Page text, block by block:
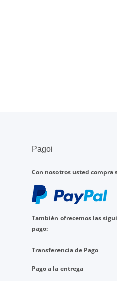
Pagoi
Con nosotros usted compra
También ofrecemos las
pago:
Transferencia de Pago
Pago a la entrega